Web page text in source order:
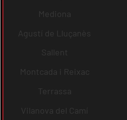
Mediona
Agustí de Lluçanès
Sallent
Montcada i Reixac
Terrassa
Vilanova del Camí